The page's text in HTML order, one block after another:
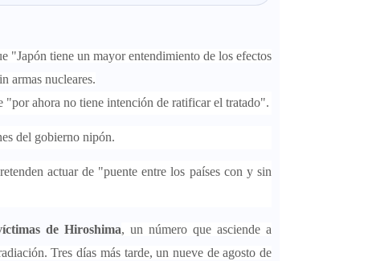
"Japón tiene un mayor entendimiento de los efectos
armas nucleares.
"por ahora no tiene intención de ratificar el tratado".
del gobierno nipón.
actuar de "puente entre los países con y sin
de Hiroshima, un número que asciende a
Tres días más tarde, un nueve de agosto de